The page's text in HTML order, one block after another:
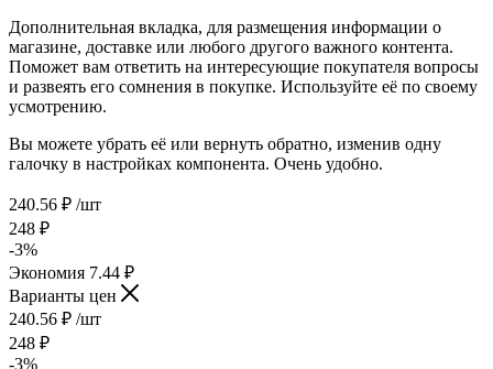
Дополнительная вкладка, для размещения информации о
магазине, доставке или любого другого важного контента.
Поможет вам ответить на интересующие покупателя вопросы
и развеять его сомнения в покупке. Используйте её по своему
усмотрению.
Вы можете убрать её или вернуть обратно, изменив одну
галочку в настройках компонента. Очень удобно.
240.56 ₽ /шт
248 ₽
-3%
Экономия 7.44 ₽
Варианты цен
240.56 ₽ /шт
248 ₽
-3%